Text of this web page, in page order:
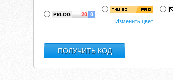
Изменить цвет